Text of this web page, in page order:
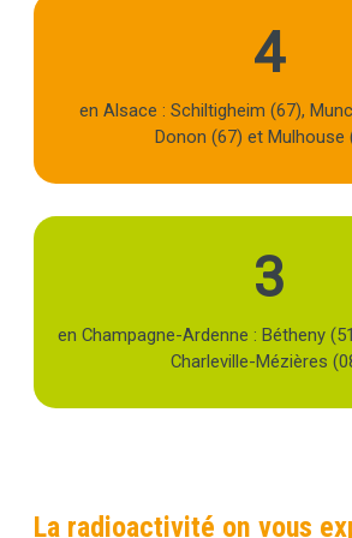
4
Texte
en Alsace : Schiltigheim (67),
Donon (67) et Mulhouse
3
Texte
en Champagne-Ardenne : Bétheny
Charleville-Mézières
La radioactivité on vous